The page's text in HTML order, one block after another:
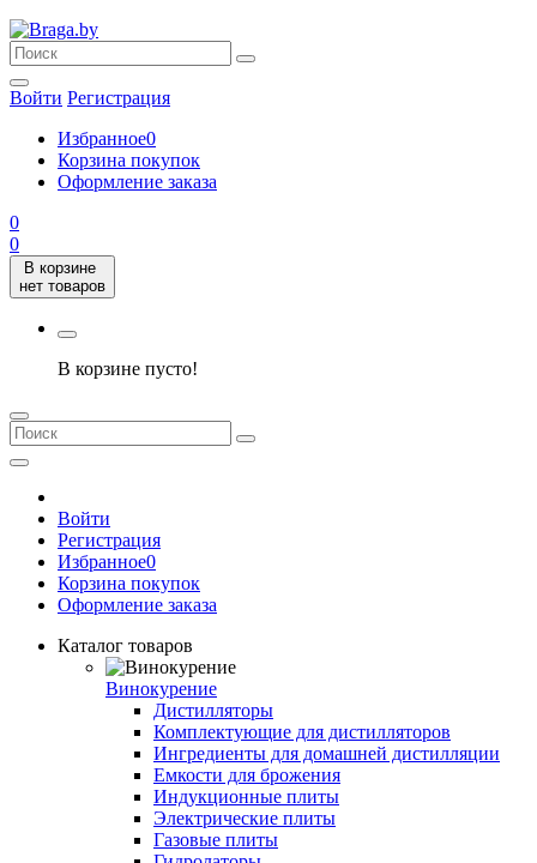
Войти Регистрация
Избранное0
Корзина покупок
Оформление заказа
0
0
В корзине
нет товаров
В корзине пусто!
Войти
Регистрация
Избранное0
Корзина покупок
Оформление заказа
Каталог товаров
Винокурение
Дистилляторы
Комплектующие для дистилляторов
Ингредиенты для домашней дистилляции
Емкости для брожения
Индукционные плиты
Электрические плиты
Газовые плиты